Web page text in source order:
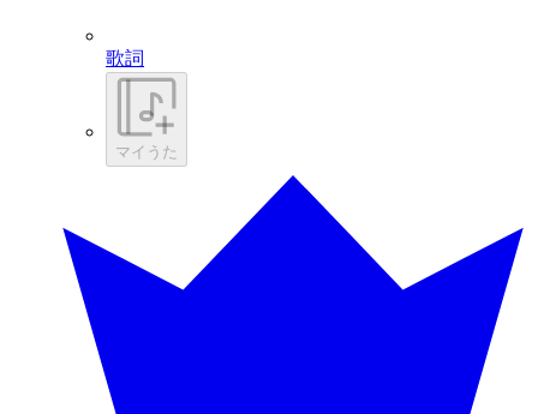
歌詞
マイうた